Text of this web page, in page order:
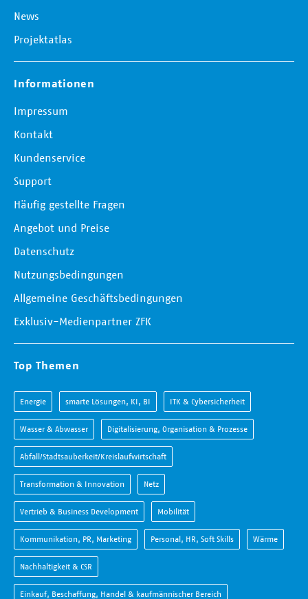
News
Projektatlas
Informationen
Impressum
Kontakt
Kundenservice
Support
Häufig gestellte Fragen
Angebot und Preise
Datenschutz
Nutzungsbedingungen
Allgemeine Geschäftsbedingungen
Exklusiv-Medienpartner ZFK
Top Themen
Energie smarte Lösungen, KI, BI ITK & Cybersicherheit
Wasser & Abwasser Digitalisierung, Organisation & Prozesse
Abfall/Stadtsauberkeit/Kreislaufwirtschaft
Transformation & Innovation Netz
Vertrieb & Business Development Mobilität
Kommunikation, PR, Marketing Personal, HR, Soft Skills Wärme
Nachhaltigkeit & CSR
Einkauf, Beschaffung, Handel & kaufmännischer Bereich